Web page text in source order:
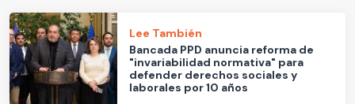
Lee También
Bancada PPD anuncia reforma de
"invariabilidad normativa" para
defender derechos sociales y
laborales por 10 años